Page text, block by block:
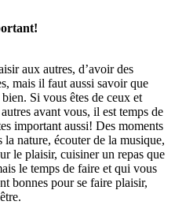
aux autres, d’avoir des
mais il faut aussi savoir que
Si vous êtes de ceux et
avant vous, il est temps de
important aussi! Des moments
nature, écouter de la musique,
le plaisir, cuisiner un repas que
le temps de faire et qui vous
bonnes pour se faire plaisir,